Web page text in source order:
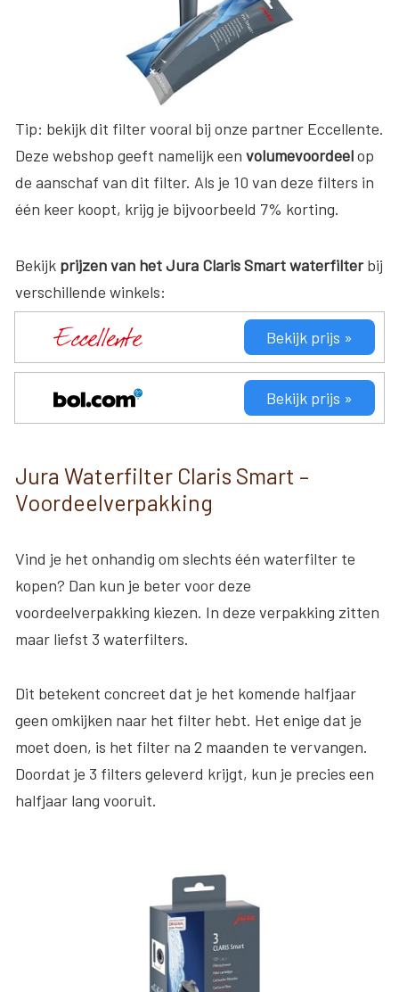
Tip: bekijk dit filter vooral bij onze partner Eccellente.
Deze webshop geeft namelijk een volumevoordeelop
de aanschaf van dit filter. Als je 10 van deze filters in
één keer koopt, krijg je bijvoorbeeld 7% korting.
Bekijk prijzen van het Jura Claris Smart waterfilterbij
verschillende winkels:
Bekijk prijs »
Bekijk prijs »
Jura Waterfilter Claris Smart –
Voordeelverpakking
Vind je het onhandig om slechts één waterfilter te
kopen? Dan kun je beter voor deze
voordeelverpakking kiezen. In deze verpakking zitten
maar liefst 3 waterfilters.
Dit betekent concreet dat je het komende halfjaar
geen omkijken naar het filter hebt. Het enige dat je
moet doen, is het filter na 2 maanden te vervangen.
Doordat je 3 filters geleverd krijgt, kun je precies een
halfjaar lang vooruit.